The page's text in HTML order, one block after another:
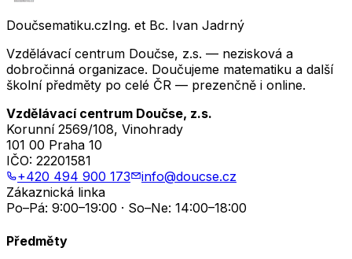
Doučsematiku.czIng. et Bc. Ivan Jadrný
Vzdělávací centrum Doučse, z.s. — nezisková a
dobročinná organizace. Doučujeme matematiku a další
školní předměty po celé ČR — prezenčně i online.
Vzdělávací centrum Doučse, z.s.
Korunní 2569/108, Vinohrady
101 00 Praha 10
IČO: 22201581
+420 494 900 173
info@doucse.cz
Zákaznická linka
Po–Pá: 9:00–19:00 · So–Ne: 14:00–18:00
Předměty